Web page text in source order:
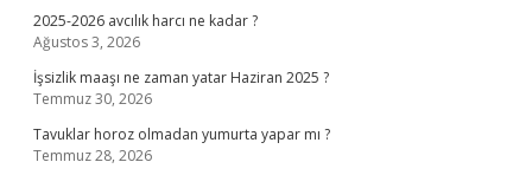
2025-2026 avcılık harcı ne kadar ?
Ağustos 3, 2026
İşsizlik maaşı ne zaman yatar Haziran 2025 ?
Temmuz 30, 2026
Tavuklar horoz olmadan yumurta yapar mı ?
Temmuz 28, 2026